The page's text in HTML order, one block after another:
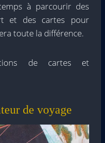
à parcourir des
et des cartes pour
toute la différence.
de cartes et
de voyage